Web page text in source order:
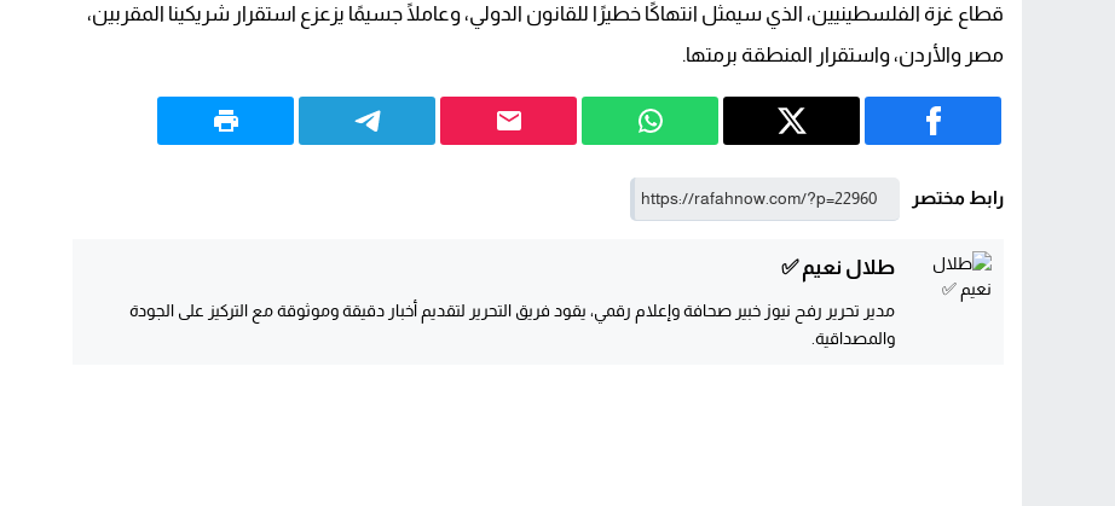
قطاع غزة الفلسطينيين، الذي سيمثل انتهاكًا خطيرًا للقانون الدولي، وعاملًا جسيمًا يزعزع استقرار شريكينا المقربين،
مصر والأردن، واستقرار المنطقة برمتها.
رابط مختصر
طلال نعيم ✅
مدير تحرير رفح نيوز خبير صحافة وإعلام رقمي، يقود فريق التحرير لتقديم أخبار دقيقة وموثوقة مع التركيز على الجودة
والمصداقية.